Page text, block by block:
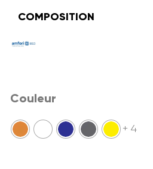
COMPOSITION
Couleur
+ 4